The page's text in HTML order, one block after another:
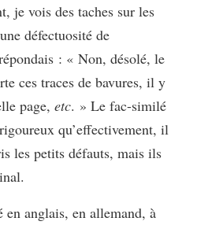
je vois des taches sur les
défectuosité de
: « Non, désolé, le
ces traces de bavures, il y
page, etc. » Le fac-similé
qu’effectivement, il
les petits défauts, mais ils
anglais, en allemand, à